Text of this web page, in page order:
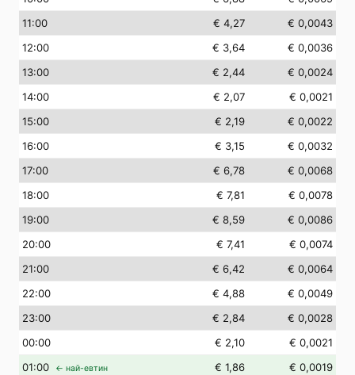
11:00 € 4,27
€ 0,0043
12:00 € 3,64
€ 0,0036
13:00 € 2,44
€ 0,0024
14:00 € 2,07
€ 0,0021
15:00 € 2,19
€ 0,0022
16:00 € 3,15
€ 0,0032
17:00 € 6,78
€ 0,0068
18:00 € 7,81
€ 0,0078
19:00 € 8,59
€ 0,0086
20:00 € 7,41
€ 0,0074
21:00 € 6,42
€ 0,0064
22:00 € 4,88
€ 0,0049
23:00 € 2,84
€ 0,0028
00:00 € 2,10
€ 0,0021
01:00 ← най-евтин € 1,86 € 0,0019